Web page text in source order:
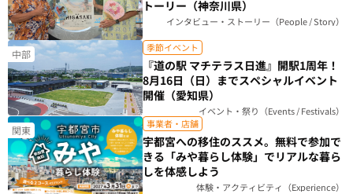
トーリー（神奈川県）
インタビュー・ストーリー（People / Story）
中部 季節イベント
『道の駅 マチテラス日進』開駅1周年！
8月16日（日）までスペシャルイベント
開催（愛知県）
イベント・祭り（Events / Festivals）
関東 事業者・店舗
宇都宮への移住のススメ。無料で参加で
きる「みや暮らし体験」でリアルな暮ら
しを体感しよう
体験・アクティビティ（Experience）